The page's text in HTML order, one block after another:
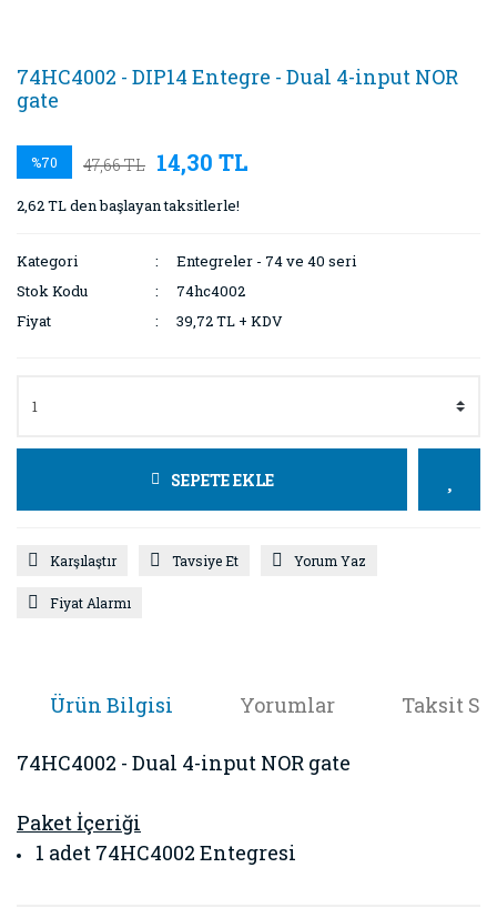
74HC4002 - DIP14 Entegre - Dual 4-input NOR
gate
%70 47,66 TL 14,30 TL
2,62 TL den başlayan taksitlerle!
Kategori
Entegreler - 74 ve 40 seri
Stok Kodu
74hc4002
Fiyat
39,72 TL + KDV
SEPETE EKLE
Karşılaştır Tavsiye Et Yorum Yaz
Fiyat Alarmı
Ürün Bilgisi Yorumlar Taksit
74HC4002 - Dual 4-input NOR gate
Paket İçeriği
1 adet 74HC4002 Entegresi